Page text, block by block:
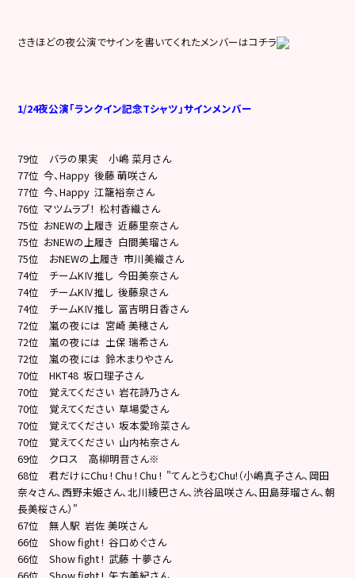
さきほどの夜公演でサインを書いてくれたメンバーはコチラ
1/24夜公演「ランクイン記念Tシャツ」サインメンバー
79位 バラの果実 小嶋 菜月さん
77位 今、Happy 後藤 萌咲さん
77位 今、Happy 江籠裕奈さん
76位 マツムラブ！ 松村香織さん
75位 おNEWの上履き 近藤里奈さん
75位 おNEWの上履き 白間美瑠さん
75位 おNEWの上履き 市川美織さん
74位 チームKⅣ推し 今田美奈さん
74位 チームKⅣ推し 後藤泉さん
74位 チームKⅣ推し 冨吉明日香さん
72位 嵐の夜には 宮崎 美穂さん
72位 嵐の夜には 土保 瑞希さん
72位 嵐の夜には 鈴木まりやさん
70位 HKT48 坂口理子さん
70位 覚えてください 岩花詩乃さん
70位 覚えてください 草場愛さん
70位 覚えてください 坂本愛玲菜さん
70位 覚えてください 山内祐奈さん
69位 クロス 高柳明音さん※
68位 君だけにChu ! Chu ! Chu ! "てんとうむChu!（小嶋真子さん、岡田
奈々さん、西野未姫さん、北川綾巴さん、渋谷凪咲さん、田島芽瑠さん、朝
長美桜さん）"
67位 無人駅 岩佐 美咲さん
66位 Show fight ! 谷口めぐさん
66位 Show fight ! 武藤 十夢さん
66位 Show fight ! 矢方美紀さん